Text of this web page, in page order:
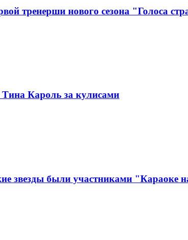
тренерши нового сезона "Голоса
Тина Кароль за кулисами
звезды были участниками "Караоке